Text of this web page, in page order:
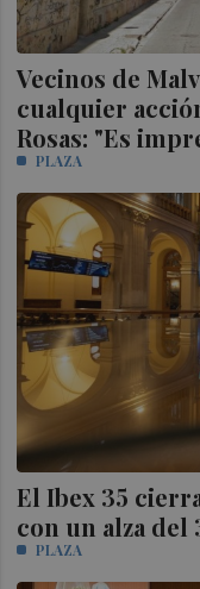
Vecinos de
cualquier
Rosas: "Es
PLAZA
El Ibex 35
con un alza del
PLAZA